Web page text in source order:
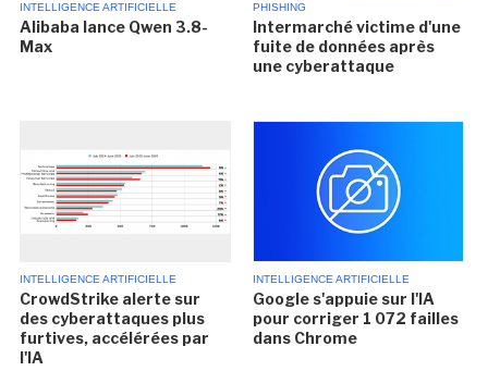
INTELLIGENCE ARTIFICIELLE
Alibaba lance Qwen 3.8-
Max
PHISHING
Intermarché victime d'une
fuite de données après
une cyberattaque
INTELLIGENCE ARTIFICIELLE
CrowdStrike alerte sur
des cyberattaques plus
furtives, accélérées par
l'IA
INTELLIGENCE ARTIFICIELLE
Google s'appuie sur l'IA
pour corriger 1 072 failles
dans Chrome